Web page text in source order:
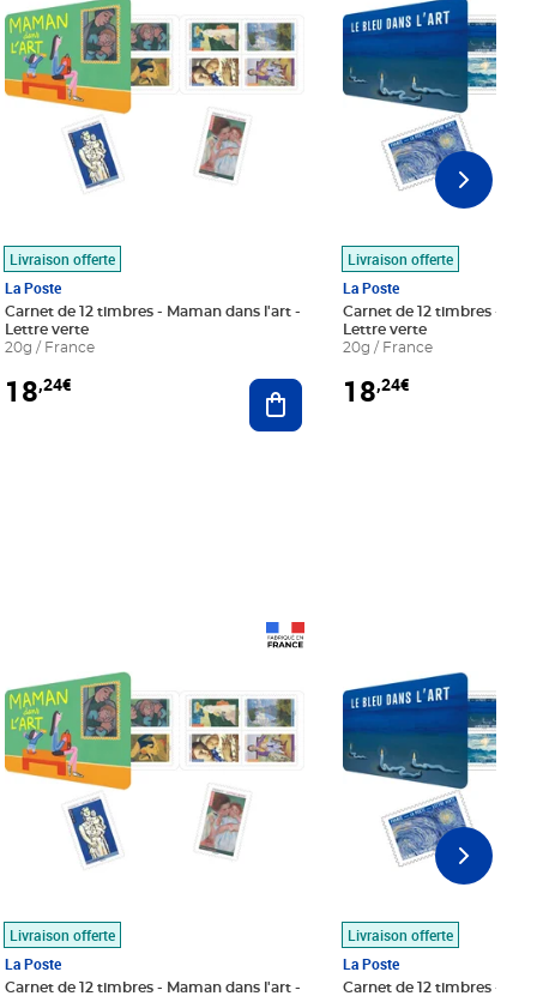
au panier
Livraison offerte
La Poste
Carnet de 12 timbres - Maman dans l'art -
Lettre verte
20g / France
18,24€ Ajouter au panier
Livraison offerte
La Poste
Carnet de 12 timbres - Le
Lettre verte
20g / France
18,24€
Livraison offerte
La Poste
Carnet de 12 timbres - Maman dans l'art -
Livraison offerte
La Poste
Carnet de 12 timbres - Le